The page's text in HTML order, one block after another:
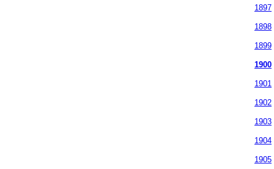
1897
1898
1899
1900
1901
1902
1903
1904
1905